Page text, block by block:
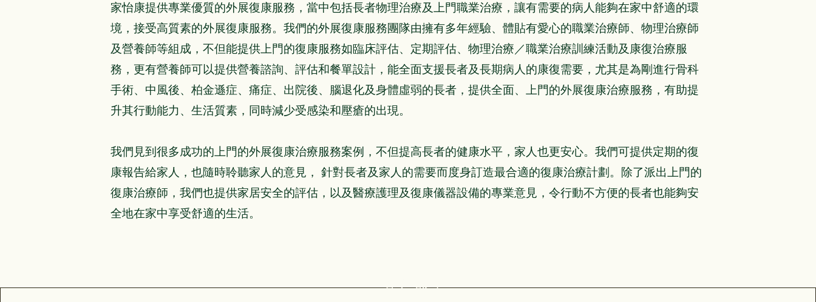
家怡康提供專業優質的外展復康服務，當中包括長者物理治療及上門職業治療，讓有需要的病人能夠在家中舒適的環
境，接受高質素的外展復康服務。我們的外展復康服務團隊由擁有多年經驗、體貼有愛心的職業治療師、物理治療師
及營養師等組成，不但能提供上門的復康服務如臨床評估、定期評估、物理治療／職業治療訓練活動及康復治療服
務，更有營養師可以提供營養諮詢、評估和餐單設計，能全面支援長者及長期病人的康復需要，尤其是為剛進行骨科
手術、中風後、柏金遜症、痛症、出院後、腦退化及身體虛弱的長者，提供全面、上門的外展復康治療服務，有助提
升其行動能力、生活質素，同時減少受感染和壓瘡的出現。
我們見到很多成功的上門的外展復康治療服務案例，不但提高長者的健康水平，家人也更安心。我們可提供定期的復
康報告給家人，也隨時聆聽家人的意見， 針對長者及家人的需要而度身訂造最合適的復康治療計劃。除了派出上門的
復康治療師，我們也提供家居安全的評估，以及醫療護理及復康儀器設備的專業意見，令行動不方便的長者也能夠安
全地在家中享受舒適的生活。
客戶故事